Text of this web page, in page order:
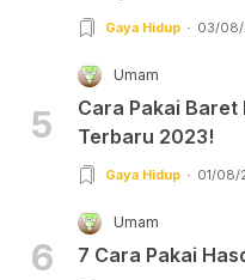
Gaya Hidup 03/08/
5
Umam
Cara Pakai Baret
Terbaru 2023!
Gaya Hidup 01/08/
6
Umam
7 Cara Pakai